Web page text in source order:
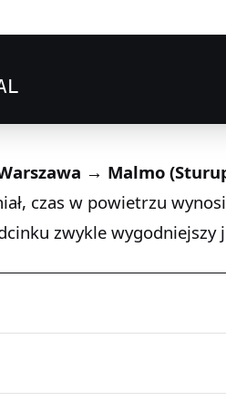
→ Malmo
czas w powietrzu
zwykle wygodniejszy